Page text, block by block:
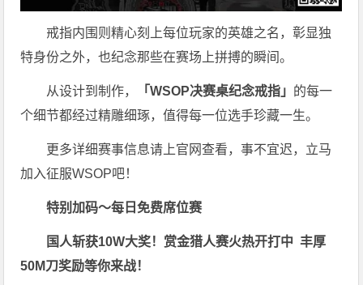
戒指内围则精心刻上每位玩家的英雄之名，彰显独
特身份之外，也纪念那些在赛场上拼搏的瞬间。
从设计到制作， 「WSOP决赛桌纪念戒指」 的每一
个细节都经过精雕细琢，值得每一位选手珍藏一生。
更多详细赛事信息请上官网查看，事不宜迟，立马
加入征服WSOP吧！
特别加码～每日免费席位赛
国人斩获10W大奖！ 赏金猎人赛火热开打中 丰厚
50M刀奖励等你来战！